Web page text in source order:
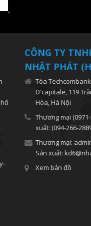
CÔNG TY
NHẬT PHÁT
Tòa
D'capitale, 119
Hòa, Hà Nội
Thương mại
xuất: (094-266-
Thương mại:
Sản xuất:
Xem bản đồ